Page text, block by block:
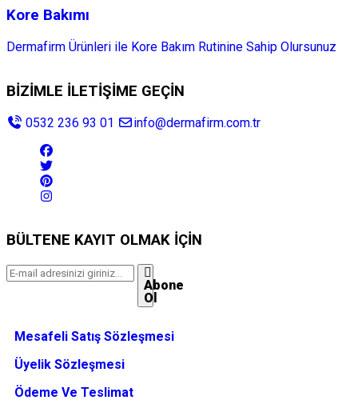
Kore Bakımı
Dermafirm Ürünleri ile Kore Bakım Rutinine Sahip Olursunuz
BİZİMLE İLETİŞİME GEÇİN
0532 236 93 01 info@dermafirm.com.tr
BÜLTENE KAYIT OLMAK İÇİN
Abone
Ol
Mesafeli Satış Sözleşmesi
Üyelik Sözleşmesi
Ödeme Ve Teslimat